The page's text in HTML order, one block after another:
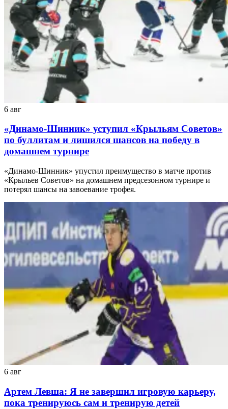
6 авг
«Динамо-Шинник» уступил «Крыльям Советов»
по буллитам и лишился шансов на победу в
домашнем турнире
«Динамо-Шинник» упустил преимущество в матче против
«Крыльев Советов» на домашнем предсезонном турнире и
потерял шансы на завоевание трофея.
6 авг
Артем Левша: Я не завершил игровую карьеру,
пока тренируюсь сам и тренирую детей